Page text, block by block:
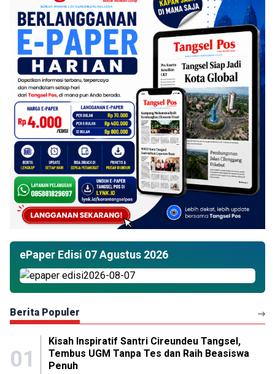
ePaper Edisi 07 Agustus 2026
Berita Populer
01
Kisah Inspiratif Santri Cireundeu Tangsel,
Tembus UGM Tanpa Tes dan Raih Beasiswa
Penuh